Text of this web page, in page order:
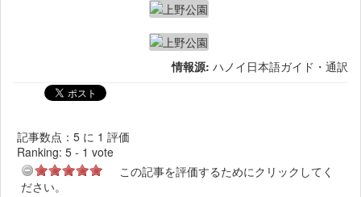
情報源: ハノイ日本語ガイド・通訳
記事数点：5 に 1 評価
Ranking: 5 - 1 vote
この記事を評価するためにクリックしてく
ださい。